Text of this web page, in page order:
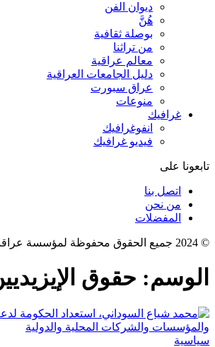
ديوان الفن
هُنَّ
بوصلة ثقافية
من تراثنا
معالم عراقية
دليل الجامعات العراقية
عراق سبورت
منوعات
غرافيك
انفوغرافيك
فيديو غرافيك
تابعونا على
اتصل بنا
من نحن
المفضلات
© 2024 جميع الحقوق محفوظة لمؤسسة عراقنا للثقافة والإعلام.
الوسم: حقوق
سياسية